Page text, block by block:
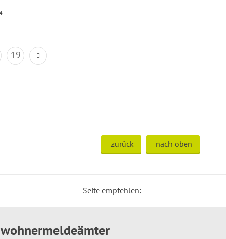
19
zurück nach oben
Seite empfehlen: